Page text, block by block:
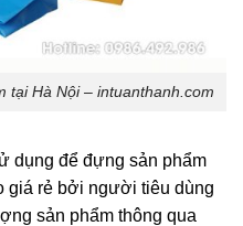
tại Hà Nội – intuanthanh.com
dụng để đựng sản phẩm
giá rẻ bởi người tiêu dùng
sản phẩm thông qua